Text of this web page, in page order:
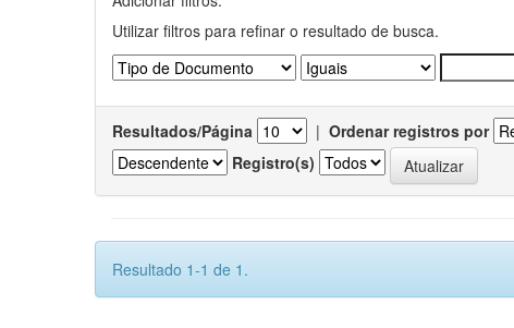
Utilizar filtros para refinar o resultado de busca.
Resultados/Página | Ordenar registros por
Registro(s)
Resultado 1-1 de 1.